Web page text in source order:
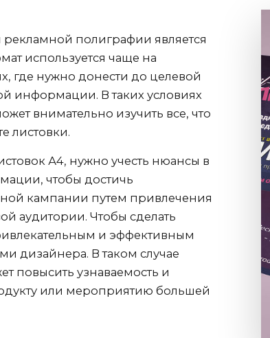
полиграфии является
используется чаще на
где нужно донести до целевой
информации. В таких условиях
внимательно изучить все, что
листовки.
А4, нужно учесть нюансы в
чтобы достичь
кампании путем привлечения
аудитории. Чтобы сделать
и эффективным
дизайнера. В таком случае
повысить узнаваемость и
или мероприятию большей